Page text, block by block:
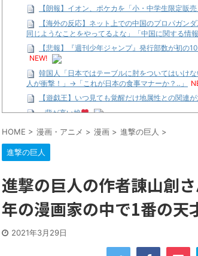
【朗報】イオン、ポケカを「小・中学生限定販
【海外の反応】ネット上での中国のプロパガン
同じようなことをやってるよな」「中国に関する情
【悲報】『週刊少年ジャンプ』発行部数が初
NEW!
韓国人「日本ではテーブルに肘をついてはいけ
人が衝撃！」→「これが日本の食事マナーか？‥」
【遊戯王】いつ見ても覚醒だけ地属性との関連
…背が高い娘
【遊戯王】いつ見ても覚醒だけ地属性との関連が
「洋画に日本版主題歌は必要か?」論争
【ギャルゲ】「千恋*万花」のアニメ化決定で
北原ももさんの挑発!!!
【画像】この女優さん、可愛すぎる
【遊戯王】いつ見ても覚醒だけ地属性との関連が
美少女図鑑AWARD2026グランプリ・榎本彩乃、
【朗報】齋藤飛鳥、前屈みで完全に見えてる動
HOME > 漫画・アニメ > 漫画 > 進撃の巨人 >
進撃の巨人
進撃の巨人の作者諌山創
年の漫画家の中で1番の天
2021年3月29日